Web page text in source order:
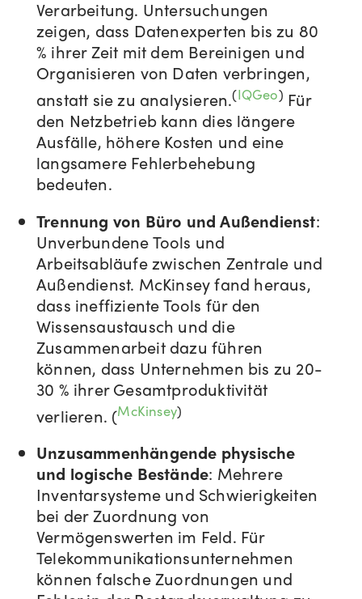
Verarbeitung. Untersuchungen
zeigen, dass Datenexperten bis zu 80
% ihrer Zeit mit dem Bereinigen und
Organisieren von Daten verbringen,
anstatt sie zu analysieren.(IQGeo) Für
den Netzbetrieb kann dies längere
Ausfälle, höhere Kosten und eine
langsamere Fehlerbehebung
bedeuten.
Trennung von Büro und Außendienst:
Unverbundene Tools und
Arbeitsabläufe zwischen Zentrale und
Außendienst. McKinsey fand heraus,
dass ineffiziente Tools für den
Wissensaustausch und die
Zusammenarbeit dazu führen
können, dass Unternehmen bis zu 20-
30 % ihrer Gesamtproduktivität
verlieren. (McKinsey)
Unzusammenhängende physische
und logische Bestände: Mehrere
Inventarsysteme und Schwierigkeiten
bei der Zuordnung von
Vermögenswerten im Feld. Für
Telekommunikationsunternehmen
können falsche Zuordnungen und